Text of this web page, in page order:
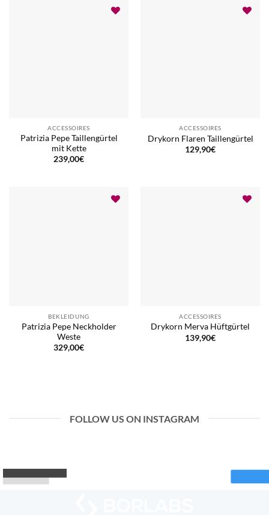
ACCESSOIRES
Patrizia Pepe Taillengürtel
mit Kette
239,00€
ACCESSOIRES
Drykorn Flaren Taillengürtel
129,90€
BEKLEIDUNG
Patrizia Pepe Neckholder
Weste
329,00€
ACCESSOIRES
Drykorn Merva Hüftgürtel
139,90€
FOLLOW US ON INSTAGRAM